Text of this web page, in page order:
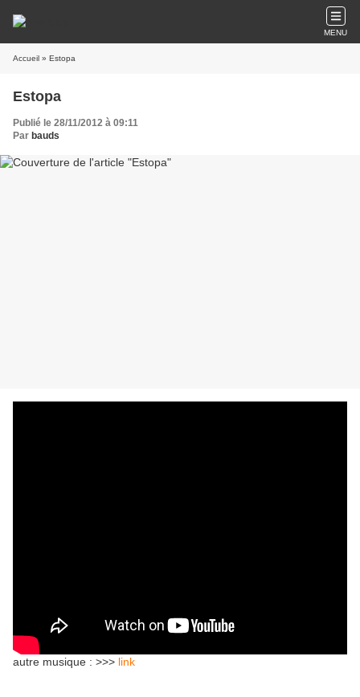
MENU
Accueil » Estopa
Estopa
Publié le 28/11/2012 à 09:11
Par bauds
autre musique : >>> link